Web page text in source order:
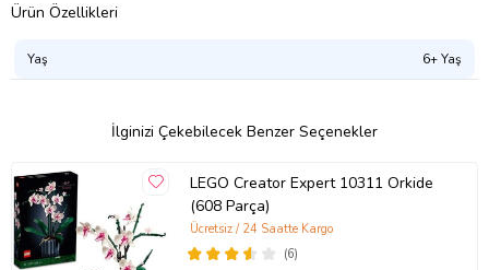
Ürün Özellikleri
Yaş 6+ Yaş
İlginizi Çekebilecek Benzer Seçenekler
LEGO Creator Expert 10311 Orkide
(608 Parça)
(6)
Ücretsiz / 24 Saatte Kargo